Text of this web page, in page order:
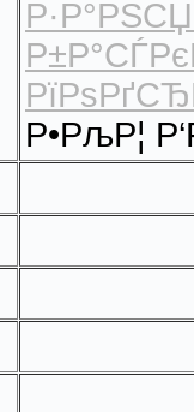
Р•РљР¦